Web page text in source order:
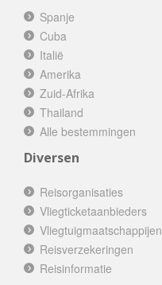
Spanje
Cuba
Italië
Amerika
Zuid-Afrika
Thailand
Alle bestemmingen
Diversen
Reisorganisaties
Vliegticketaanbieders
Vliegtuigmaatschappijen
Reisverzekeringen
Reisinformatie